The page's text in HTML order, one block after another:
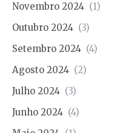
Novembro 2024 (1)
Outubro 2024 (3)
Setembro 2024 (4)
Agosto 2024 (2)
Julho 2024 (3)
Junho 2024 (4)